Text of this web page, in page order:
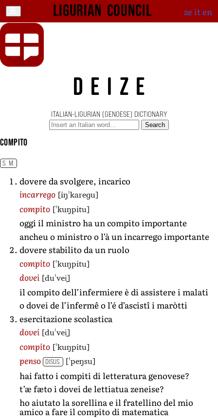
Ligurian Council ze iten
DEIZE
ITALIAN-LIGURIAN (GENOESE) DICTIONARY
Search
compito
S. M.
dovere da svolgere, incarico
incarrego [iŋˈkareɡu]
compito [ˈkuŋpitu]
oggi il ministro ha un compito importante
ancheu o ministro o l’à un incarrego importante
dovere stabilito da un ruolo
compito [ˈkuŋpitu]
dovei [duˈvei̯]
il compito dell’infermiere è di assistere i malati
o dovei de l’infermê o l’é d’ascistî i maròtti
esercitazione scolastica
dovei [duˈvei̯]
compito [ˈkuŋpitu]
penso DISUS. [ˈpeŋsu]
hai fatto i compiti di letteratura genovese?
t’æ fæto i dovei de lettiatua zeneise?
ho aiutato la sorellina e il fratellino del mio
amico a fare il compito di matematica